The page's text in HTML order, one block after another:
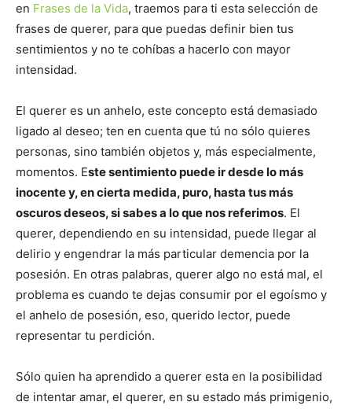
en Frases de la Vida, traemos para ti esta selección de
frases de querer, para que puedas definir bien tus
sentimientos y no te cohíbas a hacerlo con mayor
intensidad.
El querer es un anhelo, este concepto está demasiado
ligado al deseo; ten en cuenta que tú no sólo quieres
personas, sino también objetos y, más especialmente,
momentos. Este sentimiento puede ir desde lo más
inocente y, en cierta medida, puro, hasta tus más
oscuros deseos, si sabes a lo que nos referimos. El
querer, dependiendo en su intensidad, puede llegar al
delirio y engendrar la más particular demencia por la
posesión. En otras palabras, querer algo no está mal, el
problema es cuando te dejas consumir por el egoísmo y
el anhelo de posesión, eso, querido lector, puede
representar tu perdición.
Sólo quien ha aprendido a querer esta en la posibilidad
de intentar amar, el querer, en su estado más primigenio,